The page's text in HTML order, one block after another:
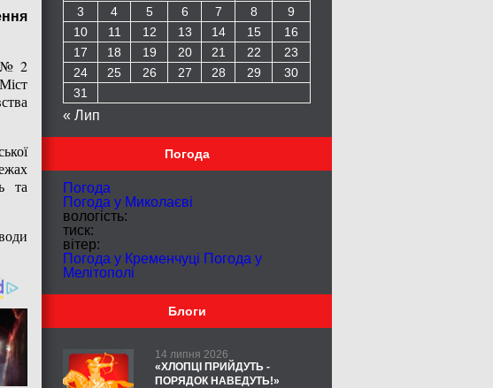
№2
та
3
4 5 6 7 8
9
10
11 12 13 14 15
16
17
18 19 20 21 22
23
24
25 26 27 28 29
30
31
« Лип
Погода
Погода
Погода у Миколаєві
вологість:
тиск:
вітер:
Погода у Кременчуці Погода у
Мелітополі
Блоги
14 липня 2026
«ХЛОПЦІ ПРИЙДУТЬ -
ПОРЯДОК НАВЕДУТЬ!»